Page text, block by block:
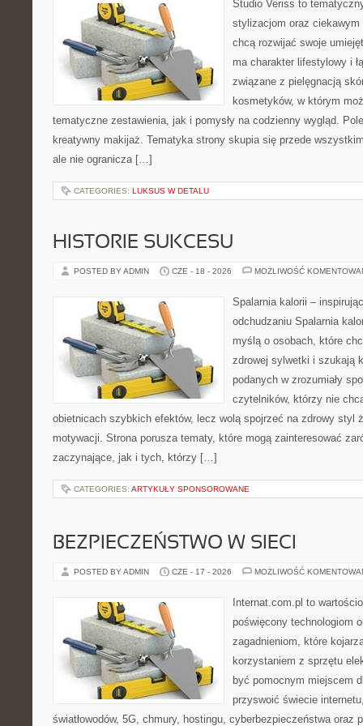
Studio Veriss to
stylizacjom oraz ciekawym
chcą rozwijać swoje
ma charakter lifestylowy i
związane z pielęgnacją
kosmetyków, w którym
tematyczne zestawienia, jak i pomysły na codzienny wygląd.
kreatywny makijaż. Tematyka strony skupia się przede
ale nie ogranicza […]
CATEGORIES: LUKSUS W DETALU
HISTORIE SUKCESU
POSTED BY ADMIN CZE - 18 - 2026 MOŻLIWOŚĆ
Spalarnia kalorii –
odchudzaniu Spalarnia
myślą o osobach, które
zdrowej sylwetki i szukają
podanych w zrozumiały
czytelników, którzy nie
obietnicach szybkich efektów, lecz wolą spojrzeć na zdrowy styl
motywacji. Strona porusza tematy, które mogą zainteresować
zaczynające, jak i tych, którzy […]
CATEGORIES: ARTYKUŁY SPONSOROWANE
BEZPIECZEŃSTWO W SIECI
POSTED BY ADMIN CZE - 17 - 2026 MOŻLIWOŚĆ
Internat.com.pl to
poświęcony technologiom
zagadnieniom, które
korzystaniem z sprzętu
być pomocnym miejscem
przyswoić świecie
światłowodów, 5G, chmury, hostingu, cyberbezpieczeństwa oraz